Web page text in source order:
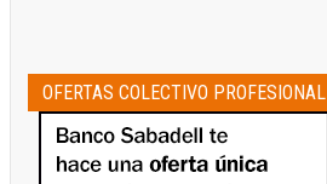
OFERTAS COLECTIVO PROFESIONAL